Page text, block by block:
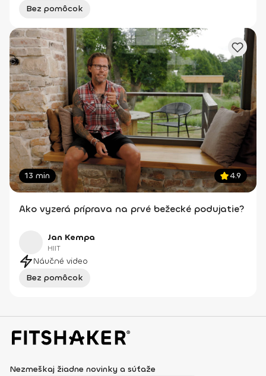
Bez pomôcok
13 min 4.9
Ako vyzerá príprava na prvé bežecké podujatie?
Jan Kempa
HIIT
Náučné video
Bez pomôcok
Nezmeškaj žiadne novinky a súťaže